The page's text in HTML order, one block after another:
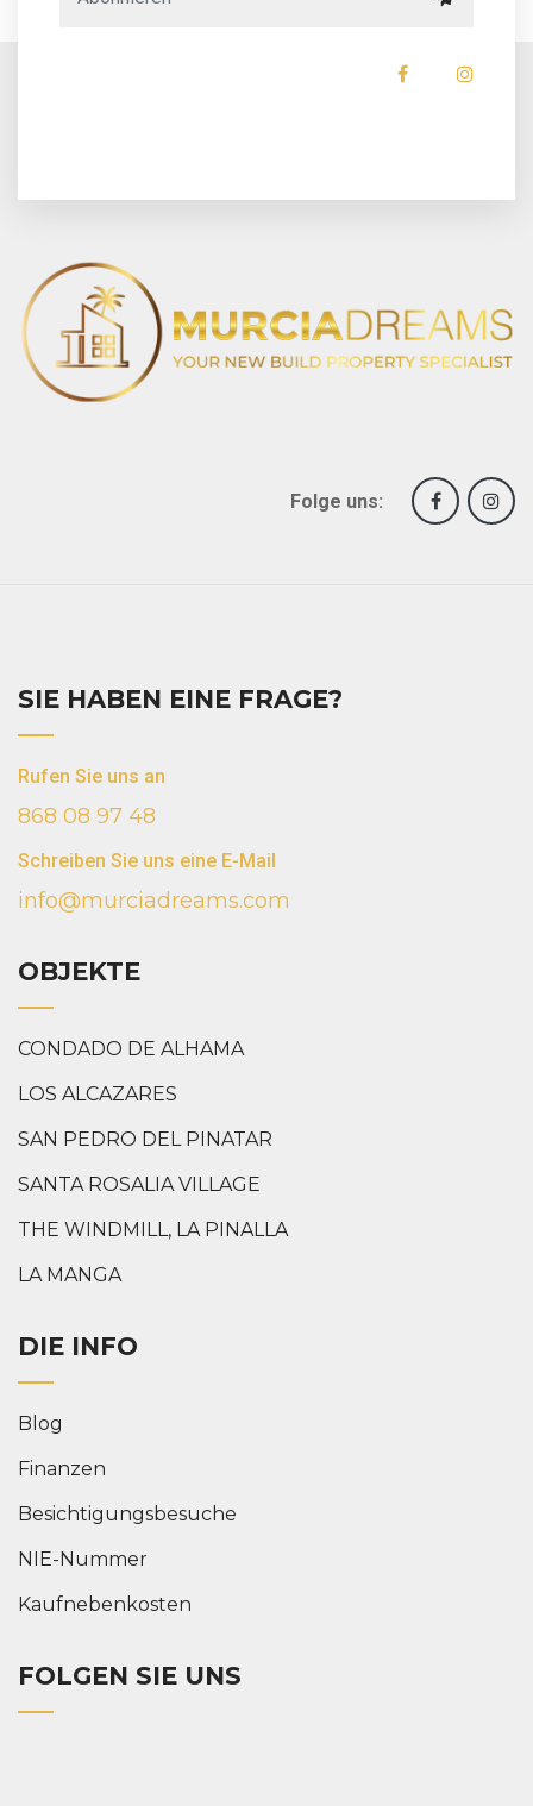
Folge uns:
SIE HABEN EINE FRAGE?
Rufen Sie uns an
868 08 97 48
Schreiben Sie uns eine E-Mail
info@murciadreams.com
OBJEKTE
CONDADO DE ALHAMA
LOS ALCAZARES
SAN PEDRO DEL PINATAR
SANTA ROSALIA VILLAGE
THE WINDMILL, LA PINALLA
LA MANGA
DIE INFO
Blog
Finanzen
Besichtigungsbesuche
NIE-Nummer
Kaufnebenkosten
FOLGEN SIE UNS